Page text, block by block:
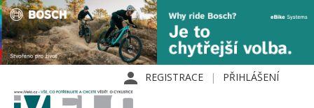
REGISTRACE PŘIHLÁŠENÍ